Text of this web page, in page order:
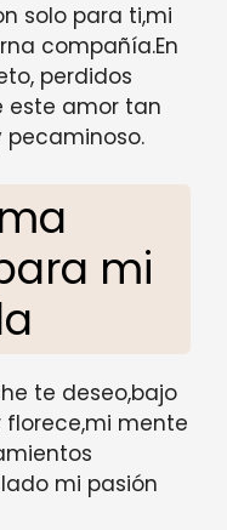
solo para ti,mi
compañía.En
perdidos
este amor tan
pecaminoso.
mi
te deseo,bajo
mente
mi pasión